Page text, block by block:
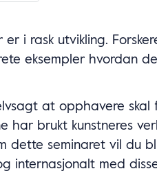
er i rask utvikling.
eksempler hvordan
at opphavere skal
har brukt kunstneres
dette seminaret vil du
internasjonalt med